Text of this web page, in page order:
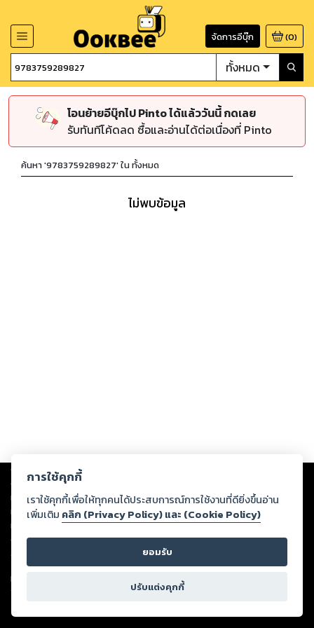
จัดการอีบุ๊ก (0)
ทั้งหมด
โอนย้ายอีบุ๊กไป Pinto ได้แล้ววันนี้ กดเลย
รับทันทีโค้ดลด ซื้อและอ่านได้ต่อเนื่องที่ Pinto
ค้นหา '9783759289827' ใน ทั้งหมด
ไม่พบข้อมูล
Copyright © 2026
ต่อผลงานหรือเนื้อหาใดที่อัปโหลดผ่านเว็บไซต์และปรากฏว่าละเมิดสิทธิใน
ทรัพย์สินทางปัญญาของบุคคลอื่นหรือขัดต่อกฎหมายและศีลธรรม ดังนั้น ผู้อ่าน
ทุกท่านโปรดใช้วิจารณญาณในการกลั่นกรองด้วยตนเอง และหากท่านพบว่าส่วน
หนึ่งส่วนใดขัดต่อกฎหมายและศีลธรรม กรุณาแจ้งมายังบริษัท เพื่อทีมงานจะได้
ดำเนินการในทันที ทั้งนี้ ทางสตอรี่ล็อกขอสงวนลิขสิทธิ์ตามพระราชบัญญัติ
ลิขสิทธิ์ พ.ศ. 2537 (ฉบับล่าสุด)
For support: member@ookbee.com
Version
การใช้คุกกี้
เราใช้คุกกี้เพื่อให้ทุกคนได้ประสบการณ์การใช้งานที่ดียิ่งขึ้นอ่าน
เพิ่มเติม คลิก (Privacy Policy) และ (Cookie Policy)
ยอมรับ
ปรับแต่งคุกกี้